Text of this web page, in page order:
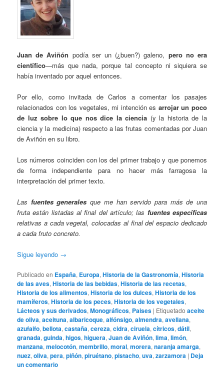
Juan de Aviñón podía ser un (¿buen?) galeno, pero no era
científico—más que nada, porque tal concepto ni siquiera se
había inventado por aquel entonces.
Por ello, como invitada de Carlos a comentar los pasajes
relacionados con los vegetales, mi intención es arrojar un poco
de luz sobre lo que nos dice la ciencia (y la historia de la
ciencia y la medicina) respecto a las frutas comentadas por Juan
de Aviñón en su libro.
Los números coinciden con los del primer trabajo y que ponemos
de forma independiente para no hacer más farragosa la
interpretación del primer texto.
Las fuentes generales que me han servido para más de una
fruta están listadas al final del artículo; las fuentes específicas
relativas a cada vegetal, colocadas al final del espacio dedicado
a cada fruto concreto.
Sigue leyendo →
Publicado en España, Europa,Historia de la Gastronomía,Historia
de las aves,Historia de las bebidas,Historia de las recetas,
Historia de los alimentos,Historia de los dulces,Historia de los
mamíferos,Historia de los peces,Historia de los vegetales,
Lácteos y sus derivados,Monográficos, Paises | Etiquetado aceite
de oliva,aceituna,albaricoque,alfónsigo,almendra,avellana,
azufaifo,bellota,castaña,cereza,cidra,ciruela,cítricos,dátil,
granada,guinda,higos,higuera,Juan de Aviñón,lima,limón,
manzana,melocotón,membrillo,moral,morera,naranja amarga,
nuez,oliva,pera,piñón,piruétano,pistacho,uva,zarzamora | Deja
un comentario